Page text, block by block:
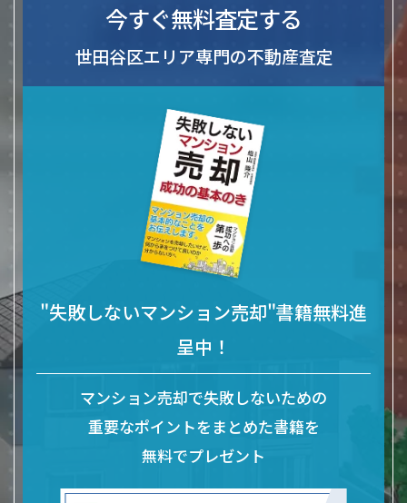
今すぐ無料査定する
世田谷区エリア専門の不動産査定
"失敗しないマンション売却"書籍無料進
呈中！
マンション売却で失敗しないための
重要なポイントをまとめた書籍を
無料でプレゼント